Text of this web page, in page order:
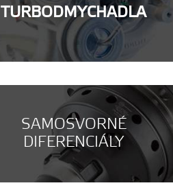
TURBODMYCHADLA
SAMOSVORNÉ
DIFERENCIÁLY